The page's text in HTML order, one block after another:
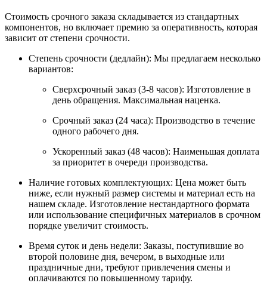
Стоимость срочного заказа складывается из стандартных
компонентов, но включает премию за оперативность, которая
зависит от степени срочности.
Степень срочности (дедлайн): Мы предлагаем несколько
вариантов:
Сверхсрочный заказ (3-8 часов): Изготовление в
день обращения. Максимальная наценка.
Срочный заказ (24 часа): Производство в течение
одного рабочего дня.
Ускоренный заказ (48 часов): Наименьшая доплата
за приоритет в очереди производства.
Наличие готовых комплектующих: Цена может быть
ниже, если нужный размер системы и материал есть на
нашем складе. Изготовление нестандартного формата
или использование специфичных материалов в срочном
порядке увеличит стоимость.
Время суток и день недели: Заказы, поступившие во
второй половине дня, вечером, в выходные или
праздничные дни, требуют привлечения смены и
оплачиваются по повышенному тарифу.